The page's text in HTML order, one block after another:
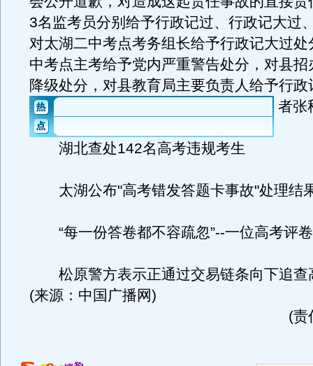
3名监考员分别给予行政记过、行政记大过
对太湖二中考点考务组长给予行政记大过处
中考点主考给予党内严重警告处分，对县招
降级处分，对县教育局主要负责人给予行政
者张
湖北查处142名高考违规考生
太湖公布"高考错发答题卡事故"处理结
“每一份答卷都不容疏忽”--一位高考评
松原警方表示正通过交易链条向下追查
(来源：中国广播网)
(责